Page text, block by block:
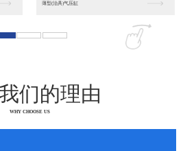
数字光钎传感器FX-...
们的理由
WHY CHOOSE US